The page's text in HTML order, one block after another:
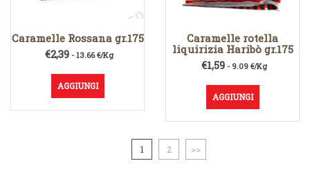
Caramelle Rossana gr.175
€2,39 - 13.66 €/Kg
AGGIUNGI
Caramelle rotella
liquirizia Haribò gr.175
€1,59 - 9.09 €/Kg
AGGIUNGI
1 2 >>